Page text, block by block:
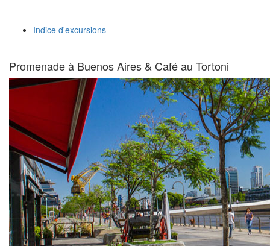
Indice d'excursions
Promenade à Buenos Aires & Café au Tortoni